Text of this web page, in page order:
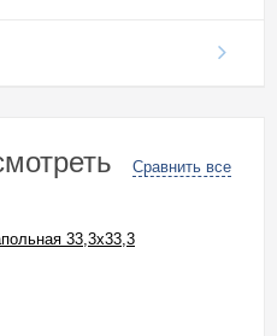
Сравнить все
33,3x33,3